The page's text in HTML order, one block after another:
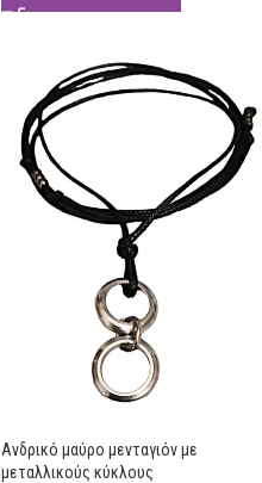
Ανδρικό μαύρο μενταγιόν με
μεταλλικούς κύκλους